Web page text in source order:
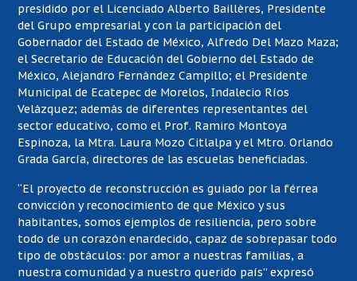
presidido por el Licenciado Alberto Baillères, Presidente
del Grupo empresarial y con la participación del
Gobernador del Estado de México, Alfredo Del Mazo Maza;
el Secretario de Educación del Gobierno del Estado de
México, Alejandro Fernández Campillo; el Presidente
Municipal de Ecatepec de Morelos, Indalecio Ríos
Velázquez; además de diferentes representantes del
sector educativo, como el Prof. Ramiro Montoya
Espinoza, la Mtra. Laura Mozo Citlalpa y el Mtro. Orlando
Grada García, directores de las escuelas beneficiadas.
“El proyecto de reconstrucción es guiado por la férrea
convicción y reconocimiento de que México y sus
habitantes, somos ejemplos de resiliencia, pero sobre
todo de un corazón enardecido, capaz de sobrepasar todo
tipo de obstáculos: por amor a nuestras familias, a
nuestra comunidad y a nuestro querido país” expresó